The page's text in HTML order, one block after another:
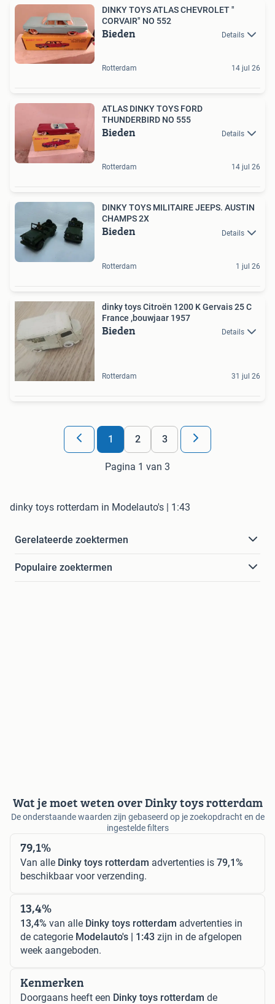
DINKY TOYS ATLAS CHEVROLET "
CORVAIR" NO 552
Bieden Details
Rotterdam 14 jul 26
ATLAS DINKY TOYS FORD
THUNDERBIRD NO 555
Bieden Details
Rotterdam 14 jul 26
DINKY TOYS MILITAIRE JEEPS. AUSTIN
CHAMPS 2X
Bieden Details
Rotterdam 1 jul 26
dinky toys Citroën 1200 K Gervais 25 C
France ,bouwjaar 1957
Bieden Details
Rotterdam 31 jul 26
1 2 3
Pagina 1 van 3
dinky toys rotterdam in Modelauto's | 1:43
Gerelateerde zoektermen
Populaire zoektermen
Wat je moet weten over Dinky toys rotterdam
De onderstaande waarden zijn gebaseerd op je zoekopdracht en de
ingestelde filters
79,1%
Van alle Dinky toys rotterdam advertenties is 79,1%
beschikbaar voor verzending.
13,4%
13,4% van alle Dinky toys rotterdam advertenties in
de categorie Modelauto's | 1:43 zijn in de afgelopen
week aangeboden.
Kenmerken
Doorgaans heeft een Dinky toys rotterdam de